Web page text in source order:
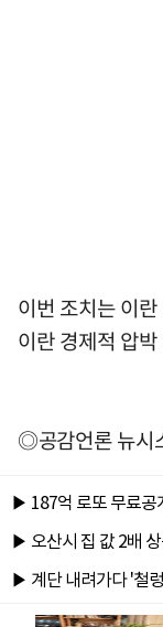
이번 조치는 이
이란 경제적 압
◎공감언론 뉴시